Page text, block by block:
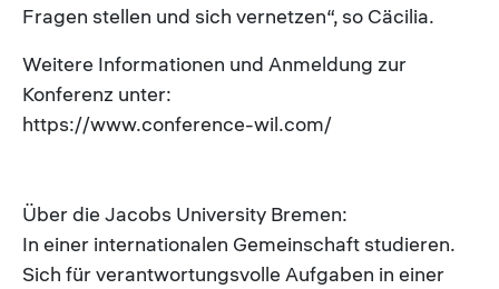
Fragen stellen und sich vernetzen“, so Cäcilia.
Weitere Informationen und Anmeldung zur
Konferenz unter:
https://www.conference-wil.com/
Über die Jacobs University Bremen:
In einer internationalen Gemeinschaft studieren.
Sich für verantwortungsvolle Aufgaben in einer